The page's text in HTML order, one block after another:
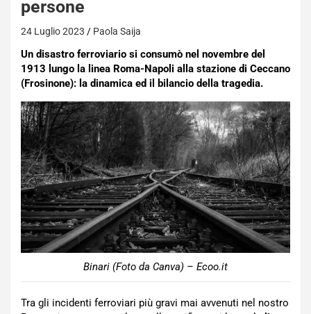
persone
24 Luglio 2023 Paola Saija
Un disastro ferroviario si consumò nel novembre del
1913 lungo la linea Roma-Napoli alla stazione di Ceccano
(Frosinone): la dinamica ed il bilancio della tragedia.
Binari (Foto da Canva) – Ecoo.it
Tra gli incidenti ferroviari più gravi mai avvenuti nel nostro